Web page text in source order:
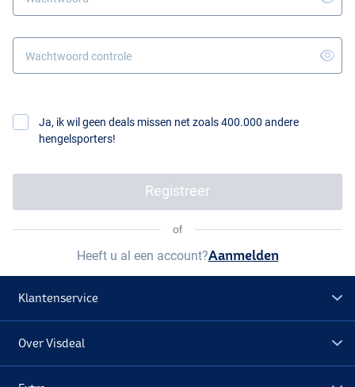
Wachtwoord controle
Ja, ik wil geen deals missen net zoals 400.000 andere
hengelsporters!
of
Heeft u al een account?Aanmelden
Klantenservice
Over Visdeal